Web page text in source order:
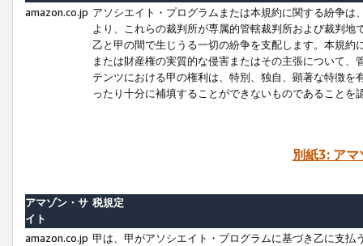
amazon.co.jp アソシエイト・プログラムまたは本規約に関する紛争
より、これらの裁判所が専属的管轄裁判所および裁判
乙と甲の間で生じうる一切の紛争を支配します。本規
または財産権の実質的な侵害またはその主張について
テンツにおける甲の権利は、特別、独自、顕著な特徴
ったり十分に補填することができないものであることを
別紙3: ア
アマゾン・サ
イト
税規定
amazon.co.jp 甲は、甲がアソシエイト・プログラムに基づき乙に支